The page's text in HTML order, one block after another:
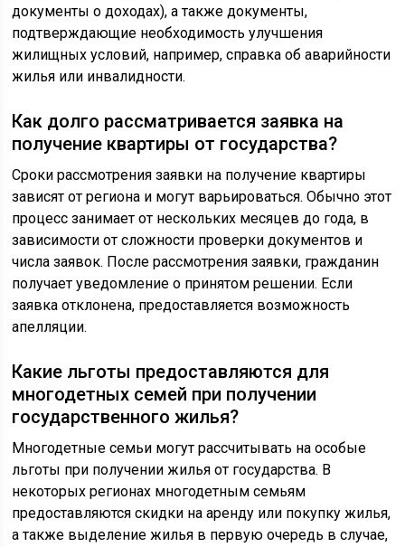
документы о доходах), а также документы,
подтверждающие необходимость улучшения
жилищных условий, например, справка об аварийности
жилья или инвалидности.
Как долго рассматривается заявка на
получение квартиры от государства?
Сроки рассмотрения заявки на получение квартиры
зависят от региона и могут варьироваться. Обычно этот
процесс занимает от нескольких месяцев до года, в
зависимости от сложности проверки документов и
числа заявок. После рассмотрения заявки, гражданин
получает уведомление о принятом решении. Если
заявка отклонена, предоставляется возможность
апелляции.
Какие льготы предоставляются для
многодетных семей при получении
государственного жилья?
Многодетные семьи могут рассчитывать на особые
льготы при получении жилья от государства. В
некоторых регионах многодетным семьям
предоставляются скидки на аренду или покупку жилья,
а также выделение жилья в первую очередь в случае,